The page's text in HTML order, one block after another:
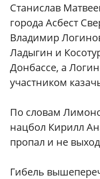
Станислав
города Асбест
Владимир
Ладыгин и
Донбассе, а
участником
По словам
нацбол Кирилл
пропал и не
Гибель